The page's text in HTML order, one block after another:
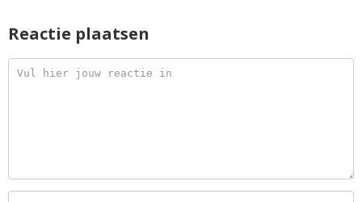
Reactie plaatsen